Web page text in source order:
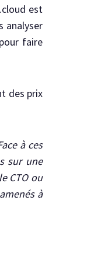
est
analyser
faire
des prix
à ces
sur une
CTO ou
à